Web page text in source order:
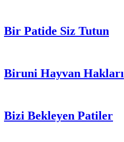
Bir Patide Siz Tutun
Biruni Hayvan Hakları
Bizi Bekleyen Patiler